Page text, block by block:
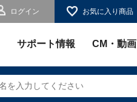
ログイン お気に入り商品
サポート情報 CM・動画